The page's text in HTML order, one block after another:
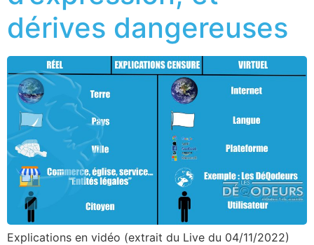
dérives dangereuses
Explications en vidéo (extrait du Live du 04/11/2022)